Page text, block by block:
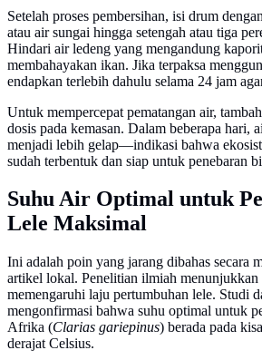
Setelah proses pembersihan, isi drum
atau air sungai hingga setengah atau tiga
Hindari air ledeng yang mengandung
membahayakan ikan. Jika terpaksa
endapkan terlebih dahulu selama 24 jam
Untuk mempercepat pematangan air,
dosis pada kemasan. Dalam beberapa hari,
menjadi lebih gelap—indikasi bahwa
sudah terbentuk dan siap untuk penebaran
Suhu Air Optimal untuk
Lele Maksimal
Ini adalah poin yang jarang dibahas secara
artikel lokal. Penelitian ilmiah menunjukkan
memengaruhi laju pertumbuhan lele. Studi
mengonfirmasi bahwa suhu optimal untuk
Afrika (Clarias gariepinus) berada pada
derajat Celsius.